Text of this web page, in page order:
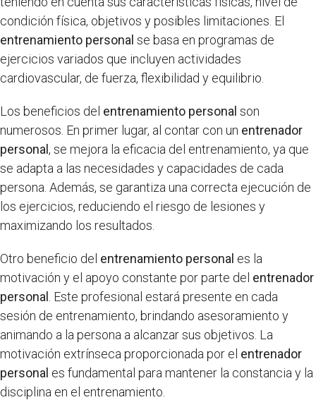
condición física, objetivos y posibles limitaciones. El
entrenamiento personal se basa en programas de
ejercicios variados que incluyen actividades
cardiovascular, de fuerza, flexibilidad y equilibrio.
Los beneficios del entrenamiento personal son
numerosos. En primer lugar, al contar con un entrenador
personal , se mejora la eficacia del entrenamiento, ya que
se adapta a las necesidades y capacidades de cada
persona. Además, se garantiza una correcta ejecución de
los ejercicios, reduciendo el riesgo de lesiones y
maximizando los resultados.
Otro beneficio del entrenamiento personal es la
motivación y el apoyo constante por parte del entrenador
personal
. Este profesional estará presente en cada
sesión de entrenamiento, brindando asesoramiento y
animando a la persona a alcanzar sus objetivos. La
motivación extrínseca proporcionada por el entrenador
personal es fundamental para mantener la constancia y la
disciplina en el entrenamiento.